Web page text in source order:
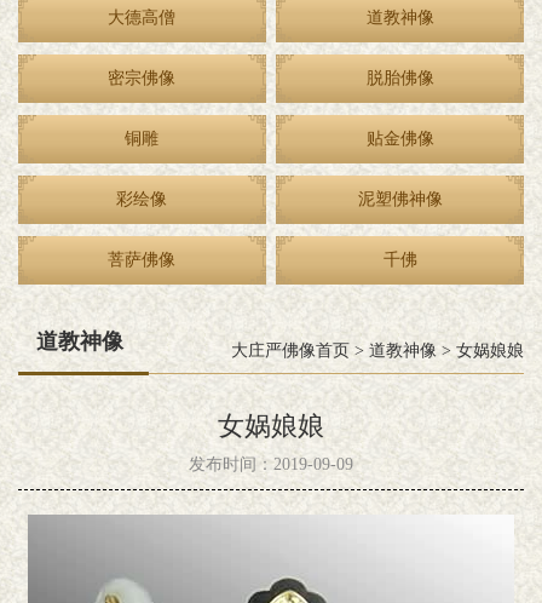
大德高僧 道教神像
密宗佛像 脱胎佛像
铜雕 贴金佛像
彩绘像 泥塑佛神像
菩萨佛像 千佛
道教神像 大庄严佛像首页 > 道教神像 > 女娲娘娘
女娲娘娘
发布时间：2019-09-09